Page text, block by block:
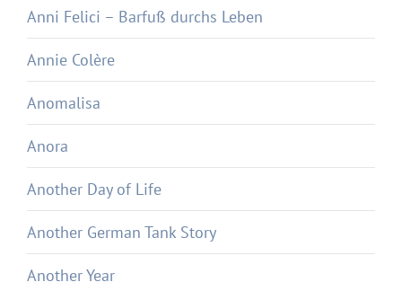
Anni Felici – Barfuß durchs Leben
Annie Colère
Anomalisa
Anora
Another Day of Life
Another German Tank Story
Another Year